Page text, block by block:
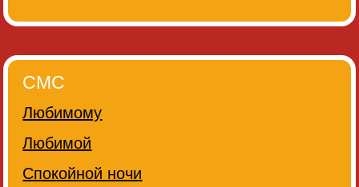
СМС
Любимому
Любимой
Спокойной ночи